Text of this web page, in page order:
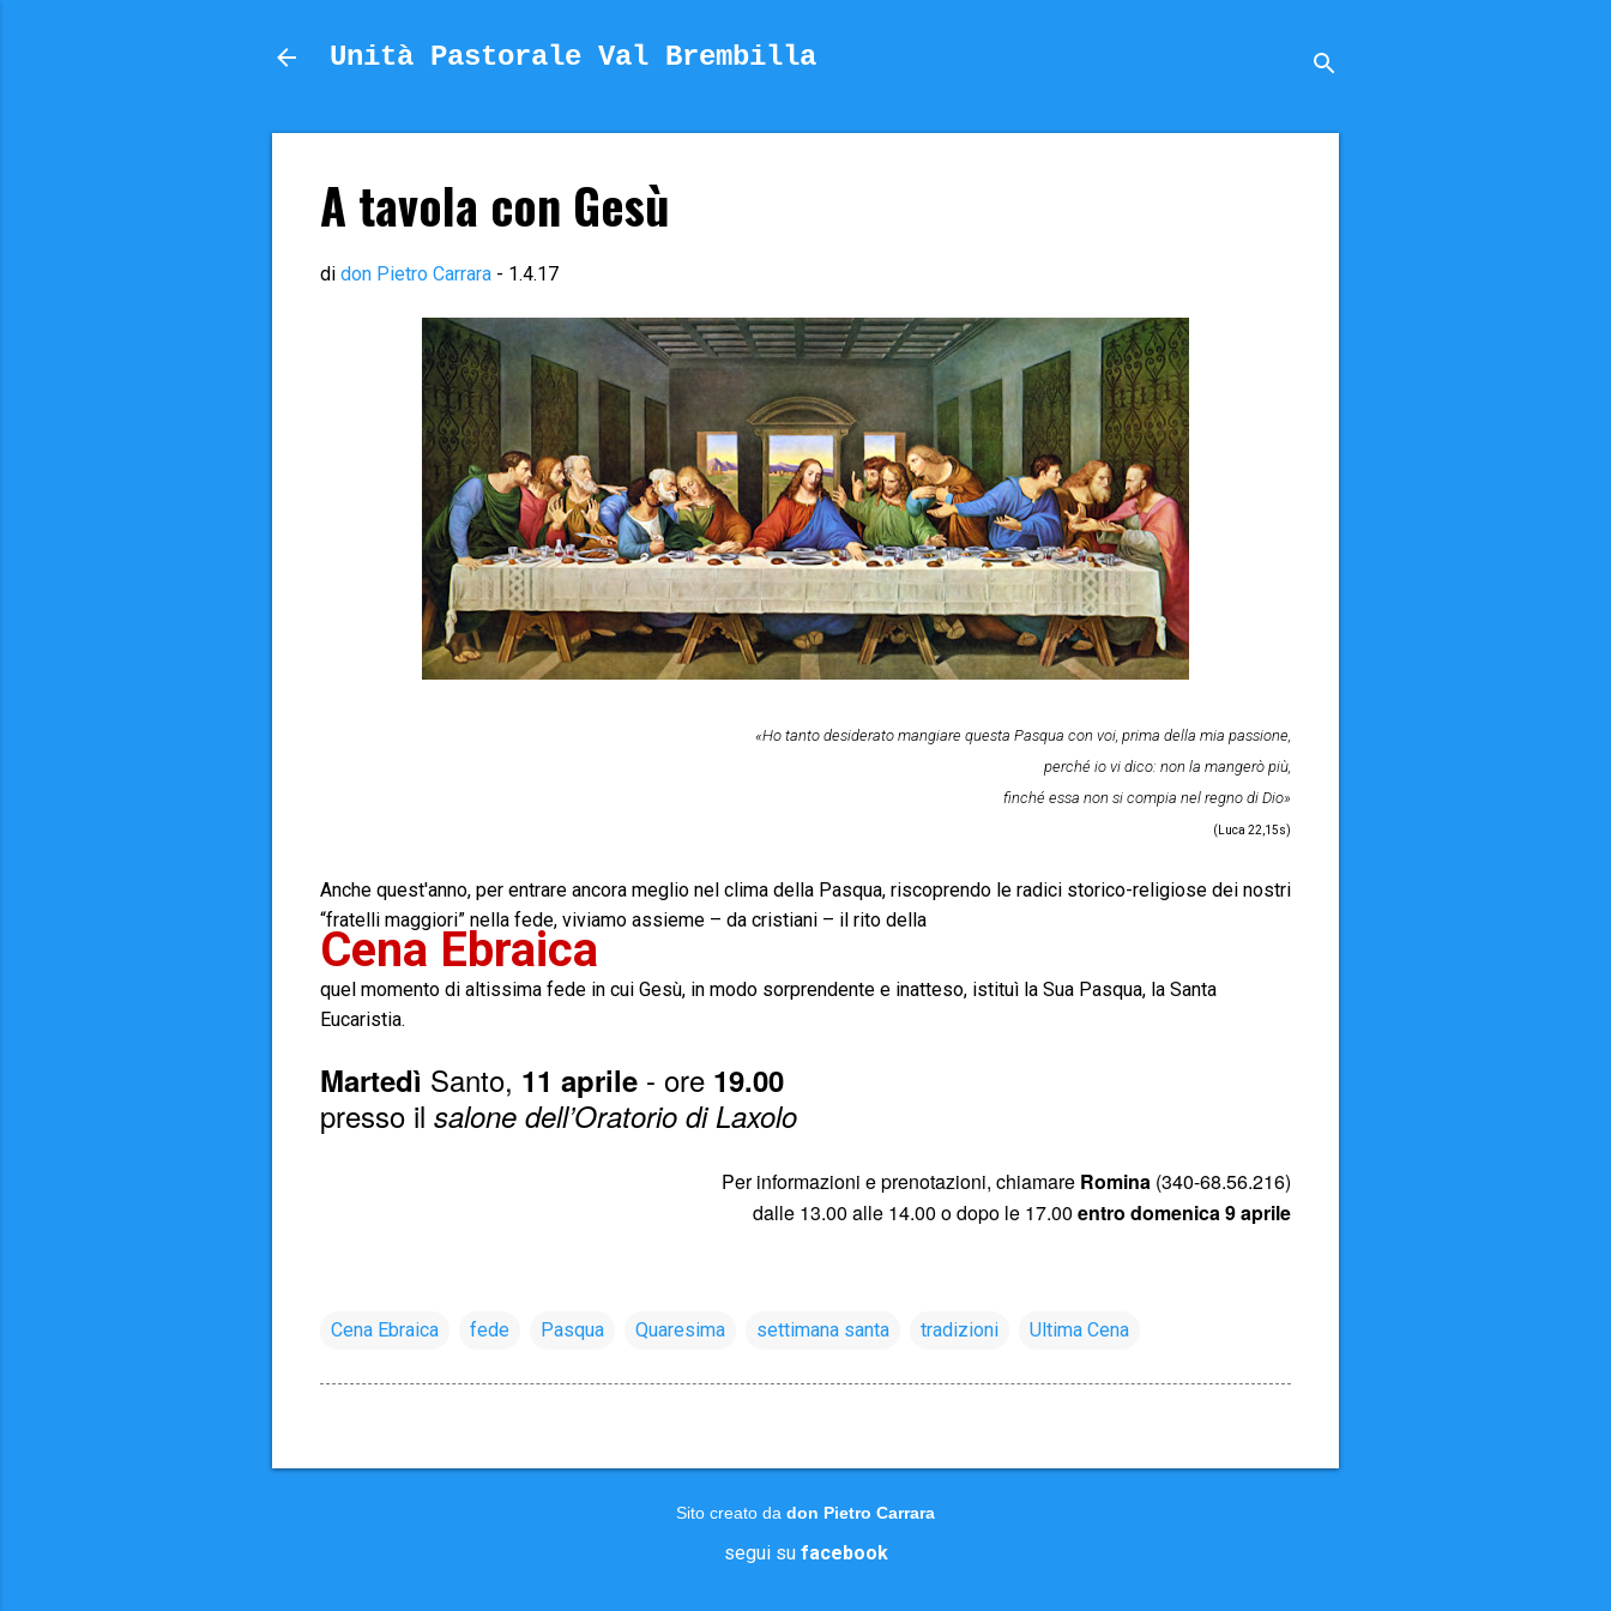
Unità Pastorale Val Brembilla
A tavola con Gesù
di don Pietro Carrara - 1.4.17
«Ho tanto desiderato mangiare questa Pasqua con voi, prima della mia passione,
perché io vi dico: non la mangerò più,
finché essa non si compia nel regno di Dio»
(Luca 22,15s)
Anche quest'anno, per entrare ancora meglio nel clima della Pasqua, riscoprendo le radici storico-religiose dei nostri
“fratelli maggiori” nella fede, viviamo assieme – da cristiani – il rito della
Cena Ebraica
quel momento di altissima fede in cui Gesù, in modo sorprendente e inatteso, istituì la Sua Pasqua, la Santa
Eucaristia.
Martedì Santo, 11 aprile - ore 19.00
presso il salone dell’Oratorio di Laxolo
Per informazioni e prenotazioni, chiamare Romina (340-68.56.216)
dalle 13.00 alle 14.00 o dopo le 17.00 entro domenica 9 aprile
Cena Ebraica fede Pasqua Quaresima settimana santa tradizioni Ultima Cena
Sito creato da don Pietro Carrara
segui su facebook